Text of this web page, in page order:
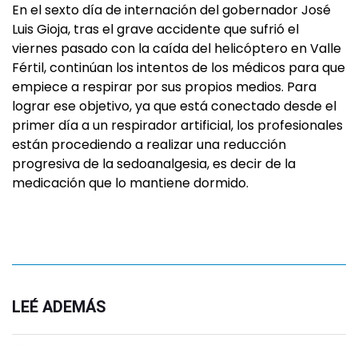
En el sexto día de internación del gobernador José
Luis Gioja, tras el grave accidente que sufrió el
viernes pasado con la caída del helicóptero en Valle
Fértil, continúan los intentos de los médicos para que
empiece a respirar por sus propios medios. Para
lograr ese objetivo, ya que está conectado desde el
primer día a un respirador artificial, los profesionales
están procediendo a realizar una reducción
progresiva de la sedoanalgesia, es decir de la
medicación que lo mantiene dormido.
LEÉ ADEMÁS